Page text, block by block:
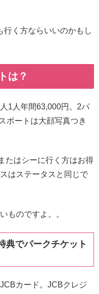
行く方ならいいのかもし
は？
1人年間63,000円。2パ
ポートは大顔写真つき
たはシーに行く方はお得
はステータスと同じで
ものですよ。。
典でパークチケット
カード。JCBクレジ